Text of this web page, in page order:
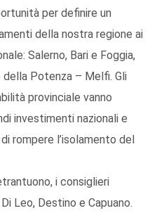
per definire un
della nostra regione ai
Salerno, Bari e Foggia,
Potenza – Melfi. Gli
provinciale vanno
investimenti nazionali e
rompere l’isolamento del
i consiglieri
Leo, Destino e Capuano.